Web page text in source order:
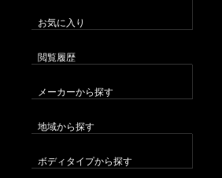
お気に入り
閲覧履歴
メーカーから探す
地域から探す
ボディタイプから探す